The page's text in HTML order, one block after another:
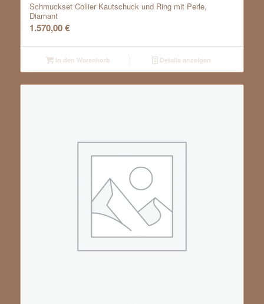
Schmuckset Collier Kautschuck und Ring mit Perle,
Diamant
1.570,00€
In den Warenkorb Details anzeigen